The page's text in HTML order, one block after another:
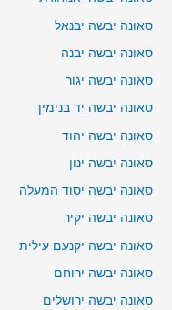
סאונה יבשה יבנאל
סאונה יבשה יבנה
סאונה יבשה יגור
סאונה יבשה יד בנימין
סאונה יבשה יהוד
סאונה יבשה ינון
סאונה יבשה יסוד המעלה
סאונה יבשה יקיר
סאונה יבשה יקנעם עילית
סאונה יבשה ירוחם
סאונה יבשה ירושלים